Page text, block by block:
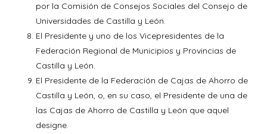
por la Comisión de Consejos Sociales del Consejo de
Universidades de Castilla y León.
El Presidente y uno de los Vicepresidentes de la
Federación Regional de Municipios y Provincias de
Castilla y León.
El Presidente de la Federación de Cajas de Ahorro de
Castilla y León, o, en su caso, el Presidente de una de
las Cajas de Ahorro de Castilla y León que aquel
designe.